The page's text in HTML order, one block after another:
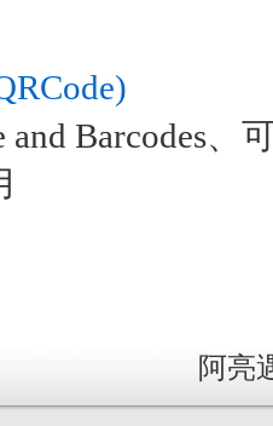
and Barcodes
阿亮